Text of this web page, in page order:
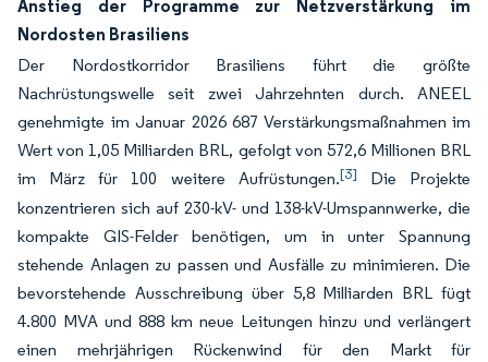
Anstieg der Programme zur Netzverstärkung im
Nordosten Brasiliens
Der Nordostkorridor Brasiliens führt die größte
Nachrüstungswelle seit zwei Jahrzehnten durch. ANEEL
genehmigte im Januar 2026 687 Verstärkungsmaßnahmen im
Wert von 1,05 Milliarden BRL, gefolgt von 572,6 Millionen BRL
im März für 100 weitere Aufrüstungen.[3]
Die Projekte
konzentrieren sich auf 230-kV- und 138-kV-Umspannwerke, die
kompakte GIS-Felder benötigen, um in unter Spannung
stehende Anlagen zu passen und Ausfälle zu minimieren. Die
bevorstehende Ausschreibung über 5,8 Milliarden BRL fügt
4.800 MVA und 888 km neue Leitungen hinzu und verlängert
einen mehrjährigen Rückenwind für den Markt für